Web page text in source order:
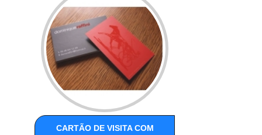
CARTÃO DE VISITA COM